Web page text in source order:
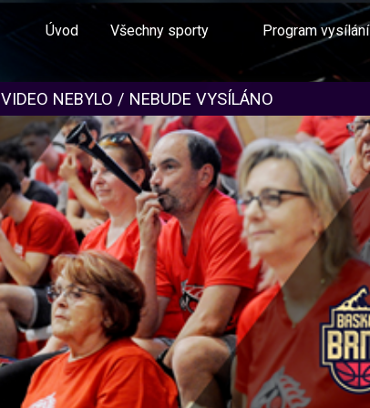
Úvod Všechny sporty Program vysílání
VIDEO NEBYLO / NEBUDE VYSÍLÁNO